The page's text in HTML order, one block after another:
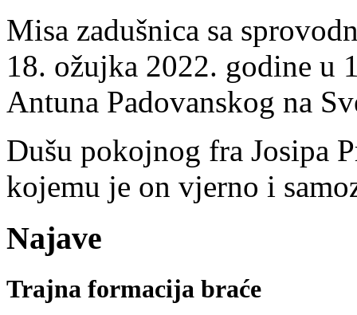
Misa zadušnica sa
18. ožujka 2022. godine u
Antuna Padovanskog na
Dušu pokojnog fra Josipa
kojemu je on vjerno i
Najave
Trajna formacija braće